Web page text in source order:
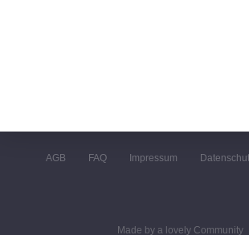
AGB FAQ Impressum
Made by a lovely Community